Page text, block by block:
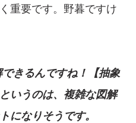
重要です。野暮ですけ
きるんですね！【抽象
いうのは、複雑な図解
になりそうです。